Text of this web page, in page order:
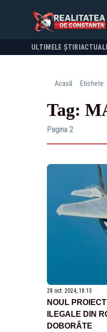
ULTIMELE ȘTIRI
Acasă Etichete
Tag:
Pagina 2
28 oct. 2024, 18:13
NOUL
ILEGALE DIN
DOBORÂTE